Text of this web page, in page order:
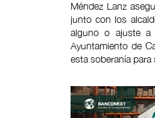
Méndez Lanz
junto con los
alguno o ajuste a
Ayuntamiento de
esta soberanía